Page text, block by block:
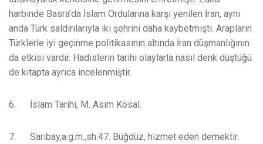
harbinde Basra’da İslam Ordularına karşı yenilen İran, aynı
anda Türk saldırılarıyla iki şehrini daha kaybetmişti. Arapların
Türklerle iyi geçinme politikasının altında İran düşmanlığının
da etkisi vardır. Hadislerin tarihi olaylarla nasıl denk düştüğü
de kitapta ayrıca incelenmiştir.
6. İslam Tarihi, M. Asım Kösal.
7. Sarıbay,a.g.m.,sh.47. Büğdüz, hizmet eden demektir.